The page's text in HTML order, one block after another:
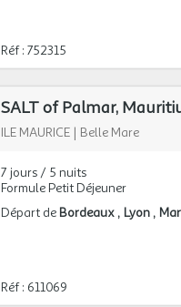
Réf : 752315
SALT of Palmar,
ILE MAURICE | Belle Mare
7 jours / 5 nuits
Formule Petit Déjeuner
Départ de Bordeaux Lyon
Réf : 611069